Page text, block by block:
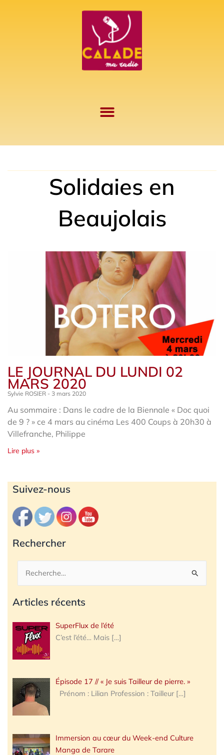
Solidaies en
Beaujolais
LE JOURNAL DU LUNDI 02
MARS 2020
Sylvie ROSIER 3 mars 2020
Au sommaire : Dans le cadre de la Biennale « Doc quoi
de 9 ? » ce 4 mars au cinéma Les 400 Coups à 20h30 à
Villefranche, Philippe
Lire plus »
Suivez-nous
Rechercher
Rechercher :
Articles récents
SuperFlux de l’été
C’est l’été… Mais […]
Épisode 17 // « Je suis Tailleur de pierre. »
Prénom : Lilian Profession : Tailleur […]
Immersion au cœur du Week-end Culture
Manga de Tarare
Archives